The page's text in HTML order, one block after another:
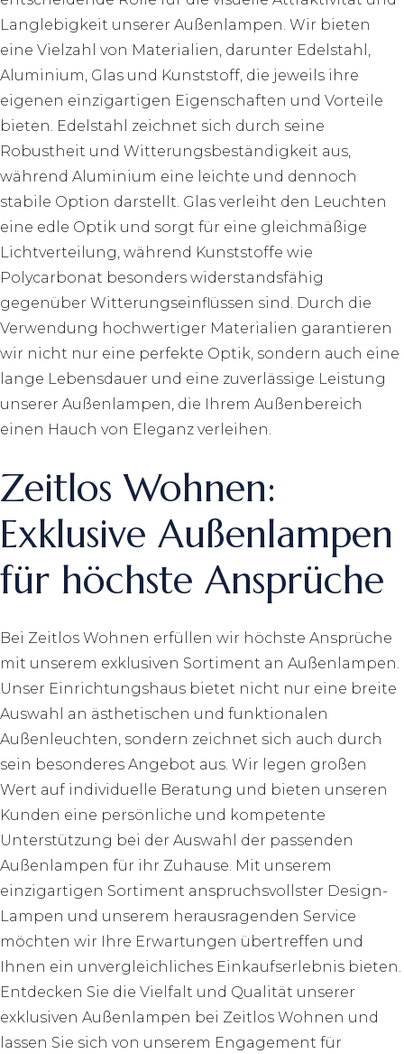
Langlebigkeit unserer Außenlampen. Wir bieten
eine Vielzahl von Materialien, darunter Edelstahl,
Aluminium, Glas und Kunststoff, die jeweils ihre
eigenen einzigartigen Eigenschaften und Vorteile
bieten. Edelstahl zeichnet sich durch seine
Robustheit und Witterungsbeständigkeit aus,
während Aluminium eine leichte und dennoch
stabile Option darstellt. Glas verleiht den Leuchten
eine edle Optik und sorgt für eine gleichmäßige
Lichtverteilung, während Kunststoffe wie
Polycarbonat besonders widerstandsfähig
gegenüber Witterungseinflüssen sind. Durch die
Verwendung hochwertiger Materialien garantieren
wir nicht nur eine perfekte Optik, sondern auch eine
lange Lebensdauer und eine zuverlässige Leistung
unserer Außenlampen, die Ihrem Außenbereich
einen Hauch von Eleganz verleihen.
Zeitlos Wohnen:
Exklusive Außenlampen
für höchste Ansprüche
Bei Zeitlos Wohnen erfüllen wir höchste Ansprüche
mit unserem exklusiven Sortiment an Außenlampen.
Unser Einrichtungshaus bietet nicht nur eine breite
Auswahl an ästhetischen und funktionalen
Außenleuchten, sondern zeichnet sich auch durch
sein besonderes Angebot aus. Wir legen großen
Wert auf individuelle Beratung und bieten unseren
Kunden eine persönliche und kompetente
Unterstützung bei der Auswahl der passenden
Außenlampen für ihr Zuhause. Mit unserem
einzigartigen Sortiment anspruchsvollster Design-
Lampen und unserem herausragenden Service
möchten wir Ihre Erwartungen übertreffen und
Ihnen ein unvergleichliches Einkaufserlebnis bieten.
Entdecken Sie die Vielfalt und Qualität unserer
exklusiven Außenlampen bei Zeitlos Wohnen und
lassen Sie sich von unserem Engagement für